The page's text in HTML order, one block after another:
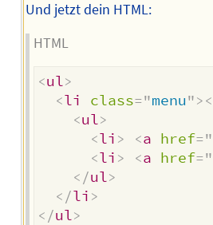
Und jetzt dein HTML:
HTML
<ul>
<li class="menu"><
<ul>
<li > <a href="
<li > <a href="
</ul>
</li >
</ul>